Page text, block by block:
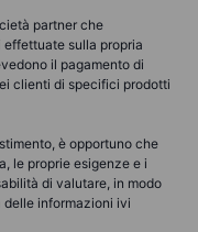
partner che
sulla propria
il pagamento di
clienti di specifici prodotti
è opportuno che
le proprie esigenze e i
di valutare, in modo
informazioni ivi